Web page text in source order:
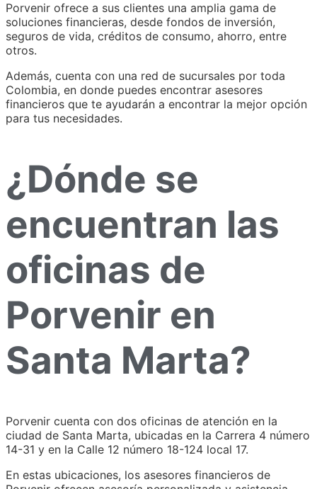
Porvenir ofrece a sus clientes una amplia gama de
soluciones financieras, desde fondos de inversión,
seguros de vida, créditos de consumo, ahorro, entre
otros.
Además, cuenta con una red de sucursales por toda
Colombia, en donde puedes encontrar asesores
financieros que te ayudarán a encontrar la mejor opción
para tus necesidades.
¿Dónde se
encuentran las
oficinas de
Porvenir en
Santa Marta?
Porvenir cuenta con dos oficinas de atención en la
ciudad de Santa Marta, ubicadas en la Carrera 4 número
14-31 y en la Calle 12 número 18-124 local 17.
En estas ubicaciones, los asesores financieros de